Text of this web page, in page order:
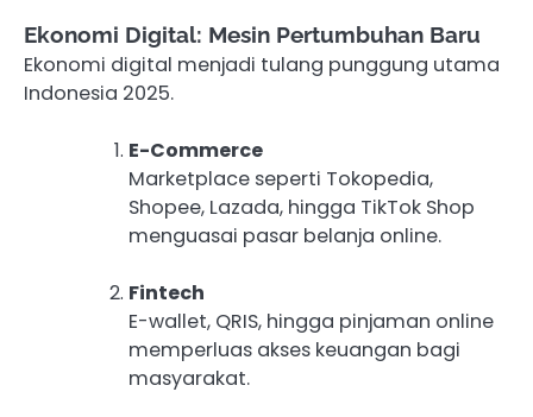
Ekonomi Digital: Mesin Pertumbuhan Baru
Ekonomi digital menjadi tulang punggung utama
Indonesia 2025.
E-Commerce
Marketplace seperti Tokopedia,
Shopee, Lazada, hingga TikTok Shop
menguasai pasar belanja online.
Fintech
E-wallet, QRIS, hingga pinjaman online
memperluas akses keuangan bagi
masyarakat.